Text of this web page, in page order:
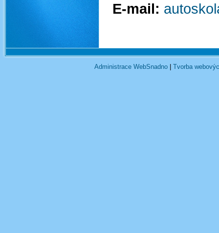
E-mail:
Administrace WebSnadno Tvorba